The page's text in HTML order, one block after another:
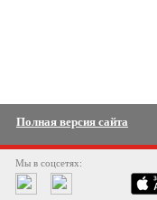
Полная версия сайта
Мы в соцсетях: